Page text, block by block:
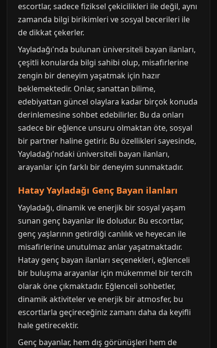
escortlar, sadece fiziksel çekicilikleri ile değil, aynı
zamanda bilgi birikimleri ve sosyal becerileri ile
de dikkat çekerler.
Yayladağı'nda bulunan üniversiteli bayan ilanları,
çeşitli konularda bilgi sahibi olup, misafirlerine
zengin bir deneyim yaşatmak için hazır
beklemektedir. Onlar, sanattan bilime,
edebiyattan güncel olaylara kadar birçok konuda
derinlemesine sohbet edebilirler. Bu da onları
sadece bir eğlence unsuru olmaktan öte, sosyal
bir partner haline getirir. Bu özellikleri sayesinde,
Yayladağı'ndaki üniversiteli bayan ilanları,
arayanlar için farklı bir deneyim sunmaktadır.
Hatay Yayladağı Genç Bayan ilanları
Yayladağı, dinamik ve enerjik bir sosyal yaşam
sunan genç bayanlar ile doludur. Bu escortlar,
genç yaşlarının getirdiği canlılık ve heyecan ile
misafirlerine unutulmaz anlar yaşatmaktadır.
Hatay genç bayan ilanları seçenekleri, eğlenceli
bir buluşma arayanlar için mükemmel bir tercih
olarak öne çıkmaktadır. Eğlenceli sohbetler,
dinamik aktiviteler ve enerjik bir atmosfer, bu
escortlarla geçireceğiniz zamanı daha da keyifli
hale getirecektir.
Genç bayanlar, hem dış görünüşleri hem de